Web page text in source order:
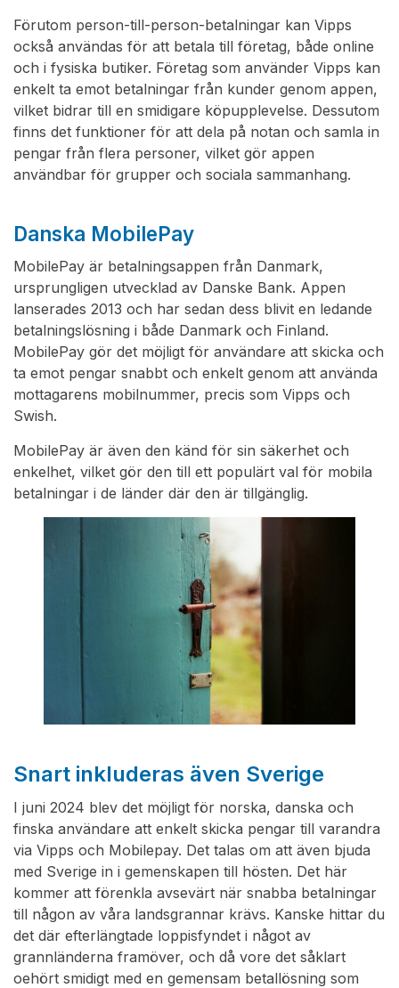
Förutom person-till-person-betalningar kan Vipps
också användas för att betala till företag, både online
och i fysiska butiker. Företag som använder Vipps kan
enkelt ta emot betalningar från kunder genom appen,
vilket bidrar till en smidigare köpupplevelse. Dessutom
finns det funktioner för att dela på notan och samla in
pengar från flera personer, vilket gör appen
användbar för grupper och sociala sammanhang.
Danska MobilePay
MobilePay är betalningsappen från Danmark,
ursprungligen utvecklad av Danske Bank. Appen
lanserades 2013 och har sedan dess blivit en ledande
betalningslösning i både Danmark och Finland.
MobilePay gör det möjligt för användare att skicka och
ta emot pengar snabbt och enkelt genom att använda
mottagarens mobilnummer, precis som Vipps och
Swish.
MobilePay är även den känd för sin säkerhet och
enkelhet, vilket gör den till ett populärt val för mobila
betalningar i de länder där den är tillgänglig.
Snart inkluderas även Sverige
I juni 2024 blev det möjligt för norska, danska och
finska användare att enkelt skicka pengar till varandra
via Vipps och Mobilepay. Det talas om att även bjuda
med Sverige in i gemenskapen till hösten. Det här
kommer att förenkla avsevärt när snabba betalningar
till någon av våra landsgrannar krävs. Kanske hittar du
det där efterlängtade loppisfyndet i något av
grannländerna framöver, och då vore det såklart
oehört smidigt med en gemensam betallösning som